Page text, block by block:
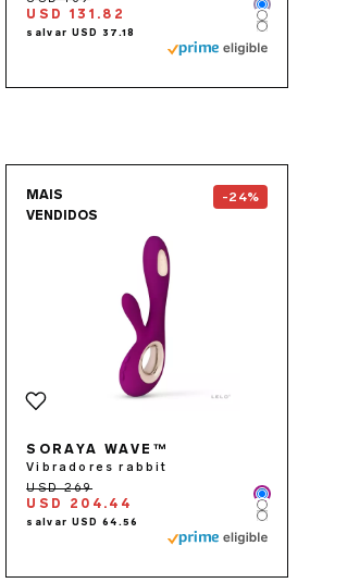
USD 131.82 Color
Color
Color
MAIS
VENDIDOS
-24%
SORAYA WAVE™
Vibradores rabbit
USD 204.44 Color
Color
Color